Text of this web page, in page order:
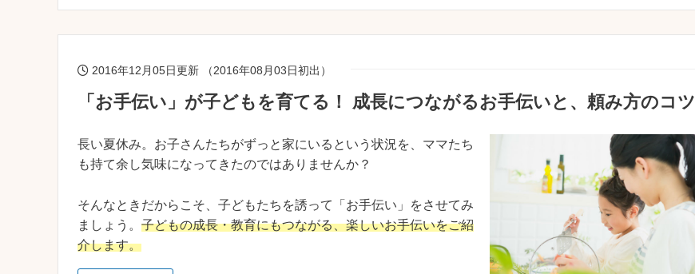
2016年12月05日更新 （2016年08月03日初出）
「お手伝い」が子どもを育てる！ 成長につながるお手伝いと、頼み方のコツ
長い夏休み。お子さんたちがずっと家にいるという状況を、ママたち
も持て余し気味になってきたのではありませんか？
そんなときだからこそ、子どもたちを誘って「お手伝い」をさせてみ
ましょう。 子どもの成長・教育にもつながる、楽しいお手伝いをご紹
介します。